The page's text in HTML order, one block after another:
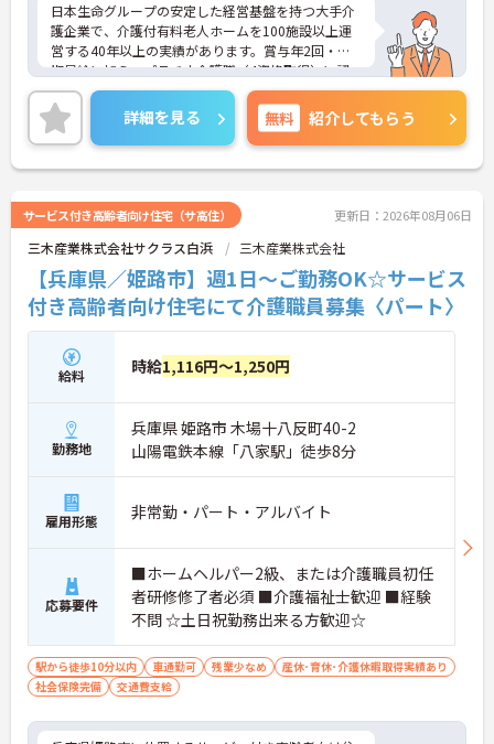
日本生命グループの安定した経営基盤を持つ大手介
護企業で、介護付有料老人ホームを100施設以上運
営する40年以上の実績があります。賞与年2回・定
期昇給に加え、プラチナ介護職（4資格取得）に認
定されると月38,000円の手当が加算され、スキルが
収入に直結する仕組みが整っています。年間休日11
1日以上・残業月平均4.3時間と働きやすく、育休取
得率100%・育児短時間勤務（小学4年生まで）・有
給取得実績14日と、家庭との両立を長期的にサポー
時研修・技術向上研修など段階別の研修体制と資格
取得支援が整っており、介護福祉士国家試験対策講
座やケアマネ対策講座も自社開講しています。多職
種チームケアの中で専門性を高めながら、ケアマネ
ジャーや生活相談員へのキャリアアップも実現でき
る職場です。
★おすすめPOINT★
【日本生命グループの大手企業・成長ができる環境
です】
・日本生命グループを親会社に持つ大手介護企業
で、100施設以上を運営する安定した経営基盤があ
ります
円の手当が加算される仕組みが整っています
・介護福祉士国家試験対策講座・認知症ケア専門士
対策・ケアマネジャー対策など、資格取得支援講座
を自社開講しており、資格保有率99.8%の実績があ
ります
【残業月4.3時間、給与と働きやすさを両立している
・賞与年2回・定期昇給、夜勤手当・家族手当・住
宅手当など各種手当が充実しています
・残業は月平均4.3時間と業界水準を大きく下回って
境です
詳細を見る 無料 紹介してもらう
サービス付き高齢者向け住宅（サ高住） 更新日：2026年08月06日
三木産業株式会社サクラス白浜 三木産業株式会社
【兵庫県／姫路市】週1日～ご勤務OK☆サービス
付き高齢者向け住宅にて介護職員募集〈パート〉
給料 時給1,116円～1,250円
勤務地
兵庫県 姫路市 木場十八反町40-2
山陽電鉄本線「八家駅」徒歩8分
雇用形態 非常勤・パート・アルバイト
応募要件
■ホームヘルパー2級、または介護職員初任
者研修修了者必須 ■介護福祉士歓迎 ■経験
不問 ☆土日祝勤務出来る方歓迎☆
駅から徒歩10分以内 車通勤可 残業少なめ
産休･育休･介護休暇取得実績あり
社会保険完備
交通費支給